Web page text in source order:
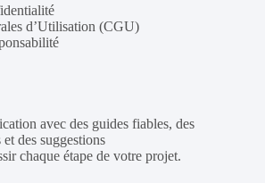
d’Utilisation (CGU)
avec des guides fiables, des
et des suggestions
chaque étape de votre projet.